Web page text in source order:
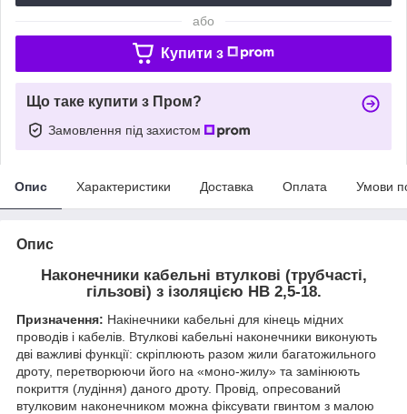
або
Купити з
Що таке купити з Пром?
Замовлення під захистом
Опис Характеристики Доставка Оплата Умови
Опис
Наконечники кабельні втулкові (трубчасті,
гільзові) з ізоляцією HB 2,5-18.
Призначення: Накінечники кабельні для кінець мідних
проводів і кабелів. Втулкові кабельні наконечники виконують
дві важливі функції: скріплюють разом жили багатожильного
дроту, перетворюючи його на «моно-жилу» та замінюють
покриття (лудіння) даного дроту. Провід, опресований
втулковим наконечником можна фіксувати гвинтом з малою